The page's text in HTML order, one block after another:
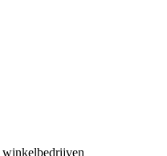
winkelbedrijven